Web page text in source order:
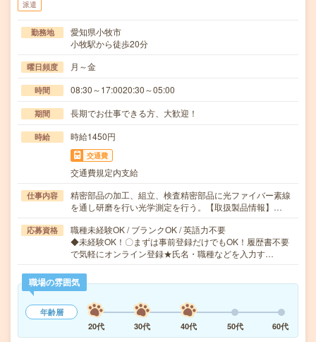
派遣
勤務地
愛知県小牧市
小牧駅から徒歩20分
曜日頻度 月～金
時間 08:30～17:0020:30～05:00
期間 長期でお仕事できる方、大歓迎！
時給 時給1450円
交通費
交通費規定内支給
仕事内容
精密部品の加工、組立、検査精密部品に光ファイバー素線
を通し研磨を行い光学測定を行う。【取扱製品情報】…
応募資格
職種未経験OK / ブランクOK / 英語力不要
◆未経験OK！〇まずは事前登録だけでもOK！履歴書不要
で気軽にオンライン登録★氏名・職種などを入力す…
職場の雰囲気
年齢層
20代
30代 40代 50代 60代